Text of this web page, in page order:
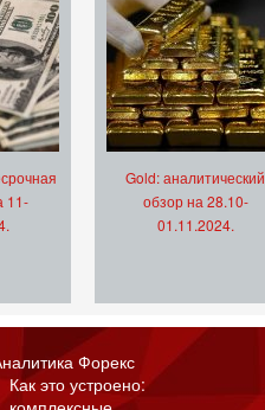
11-
Gold: аналитический
обзор на 28.10-
01.11.2024.
Форекс
Как это устроено: